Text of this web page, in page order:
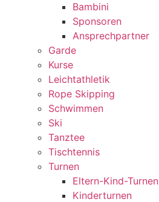
Bambini
Sponsoren
Ansprechpartner
Garde
Kurse
Leichtathletik
Rope Skipping
Schwimmen
Ski
Tanztee
Tischtennis
Turnen
Eltern-Kind-Turnen
Kinderturnen